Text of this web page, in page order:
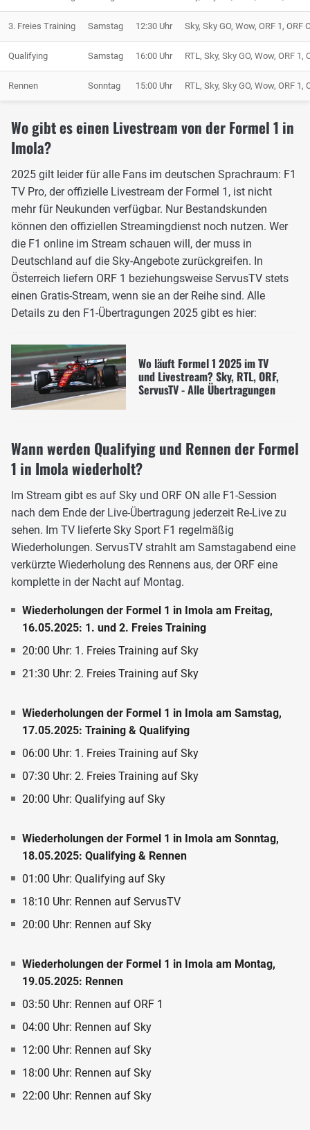
3. Freies Training Samstag 12:30 Uhr Sky, Sky GO, Wow, ORF 1, ORF
Qualifying Samstag 16:00 Uhr RTL, Sky, Sky GO, Wow, ORF 1,
Rennen Sonntag 15:00 Uhr RTL, Sky, Sky GO, Wow, ORF 1,
Wo gibt es einen Livestream von der Formel 1 in
Imola?
2025 gilt leider für alle Fans im deutschen Sprachraum: F1
TV Pro, der offizielle Livestream der Formel 1, ist nicht
mehr für Neukunden verfügbar. Nur Bestandskunden
können den offiziellen Streamingdienst noch nutzen. Wer
die F1 online im Stream schauen will, der muss in
Deutschland auf die Sky-Angebote zurückgreifen. In
Österreich liefern ORF 1 beziehungsweise ServusTV stets
einen Gratis-Stream, wenn sie an der Reihe sind. Alle
Details zu den F1-Übertragungen 2025 gibt es hier:
Wo läuft Formel 1 2025 im TV
und Livestream? Sky, RTL, ORF,
ServusTV - Alle Übertragungen
Wann werden Qualifying und Rennen der Formel
1 in Imola wiederholt?
Im Stream gibt es auf Sky und ORF ON alle F1-Session
nach dem Ende der Live-Übertragung jederzeit Re-Live zu
sehen. Im TV lieferte Sky Sport F1 regelmäßig
Wiederholungen. ServusTV strahlt am Samstagabend eine
verkürzte Wiederholung des Rennens aus, der ORF eine
komplette in der Nacht auf Montag.
Wiederholungen der Formel 1 in Imola am Freitag,
16.05.2025: 1. und 2. Freies Training
20:00 Uhr: 1. Freies Training auf Sky
21:30 Uhr: 2. Freies Training auf Sky
Wiederholungen der Formel 1 in Imola am Samstag,
17.05.2025: Training & Qualifying
06:00 Uhr: 1. Freies Training auf Sky
07:30 Uhr: 2. Freies Training auf Sky
20:00 Uhr: Qualifying auf Sky
Wiederholungen der Formel 1 in Imola am Sonntag,
18.05.2025: Qualifying & Rennen
01:00 Uhr: Qualifying auf Sky
18:10 Uhr: Rennen auf ServusTV
20:00 Uhr: Rennen auf Sky
Wiederholungen der Formel 1 in Imola am Montag,
19.05.2025: Rennen
03:50 Uhr: Rennen auf ORF 1
04:00 Uhr: Rennen auf Sky
12:00 Uhr: Rennen auf Sky
18:00 Uhr: Rennen auf Sky
22:00 Uhr: Rennen auf Sky